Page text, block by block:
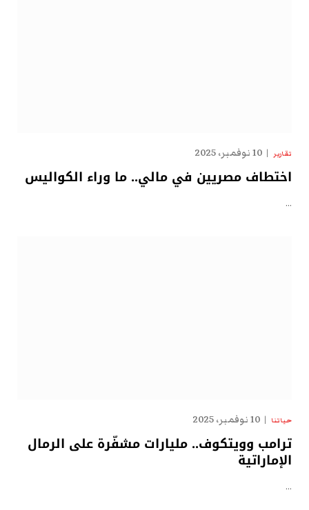
تقارير 10 نوفمبر، 2025
اختطاف مصريين في مالي.. ما وراء الكواليس
…
حياتنا 10 نوفمبر، 2025
ترامب وويتكوف.. مليارات مشفّرة على الرمال
الإماراتية
…